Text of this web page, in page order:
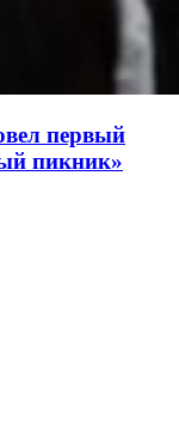
первый
пикник»